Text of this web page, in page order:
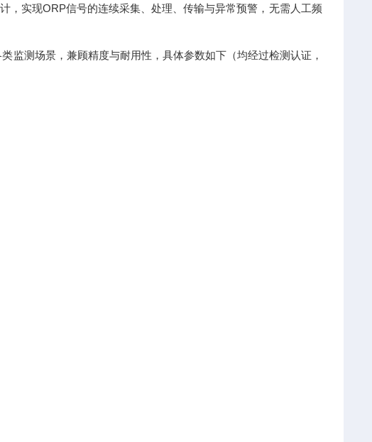
，实现ORP信号的连续采集、处理、传输与异常预警，无需人工频
监测场景，兼顾精度与耐用性，具体参数如下（均经过检测认证，